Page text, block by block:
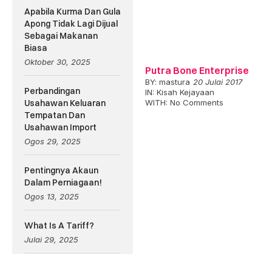
Apabila Kurma Dan Gula
Apong Tidak Lagi Dijual
Sebagai Makanan
Biasa
Oktober 30, 2025
Perbandingan
Usahawan Keluaran
Tempatan Dan
Usahawan Import
Ogos 29, 2025
Pentingnya Akaun
Dalam Perniagaan!
Ogos 13, 2025
What Is A Tariff?
Julai 29, 2025
Putra Bone Enterprise
BY: mastura 20 Julai 2017
IN: Kisah Kejayaan
WITH: No Comments